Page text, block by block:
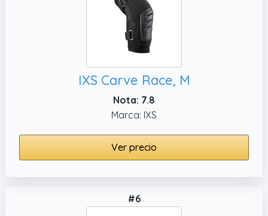
IXS Carve Race, M
Nota: 7.8
Marca: IXS
Ver precio
#6